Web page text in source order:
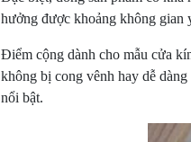
hưởng được khoảng không gian
Điểm cộng dành cho mẫu cửa
không bị cong vênh hay dễ
nổi bật.